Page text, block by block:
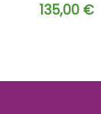
135,00 €